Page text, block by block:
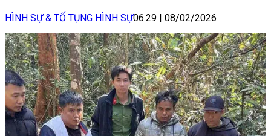
HÌNH SỰ & TỐ TỤNG HÌNH SỰ06:29 | 08/02/2026